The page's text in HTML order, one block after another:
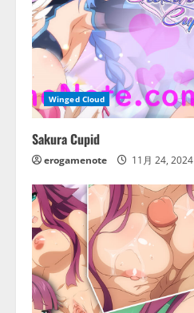
Winged Cloud
Sakura Cupid
erogamenote 11月 24, 2024